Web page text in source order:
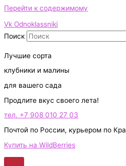
Перейти к содержимому
Vk Odnoklassniki
Поиск
Лучшие сорта
клубники и малины
для вашего сада
Продлите вкус своего лета!
тел. +7 908 010 27 03
Почтой по России, курьером по
Купить на WildBerries